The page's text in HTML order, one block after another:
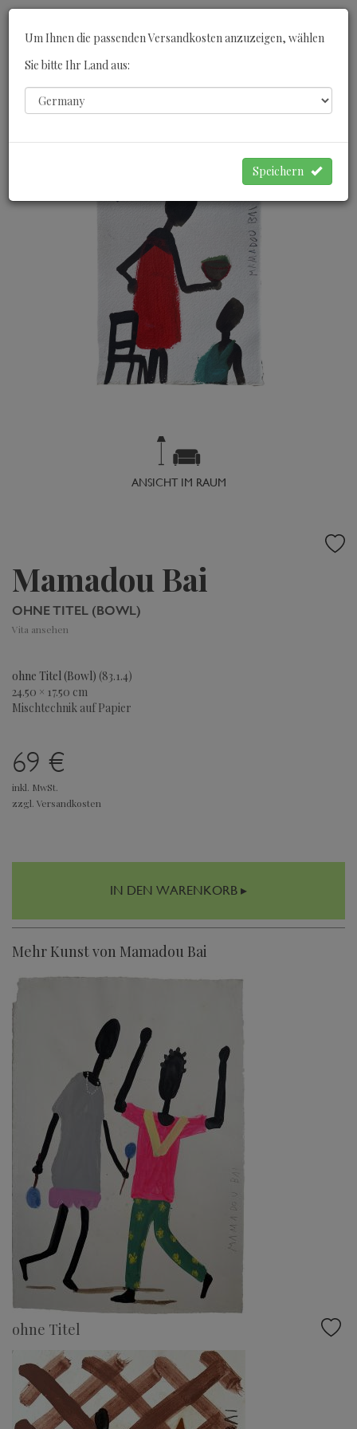
ANSICHT IM RAUM
Mamadou Bai
OHNE TITEL (BOWL)
Vita ansehen
ohne Titel (Bowl) (83.1.4)
24.50 × 17.50 cm
Mischtechnik auf Papier
69 €
inkl. MwSt.
zzgl. Versandkosten
IN DEN WARENKORB ▸
Mehr Kunst von Mamadou Bai
ohne Titel
Um Ihnen die passenden Versandkosten anzuzeigen, wählen
Sie bitte Ihr Land aus:
Speichern